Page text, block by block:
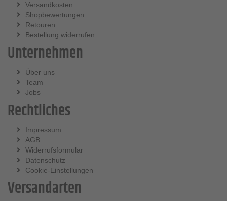
Versandkosten
Shopbewertungen
Retouren
Bestellung widerrufen
Unternehmen
Über uns
Team
Jobs
Rechtliches
Impressum
AGB
Widerrufsformular
Datenschutz
Cookie-Einstellungen
Versandarten